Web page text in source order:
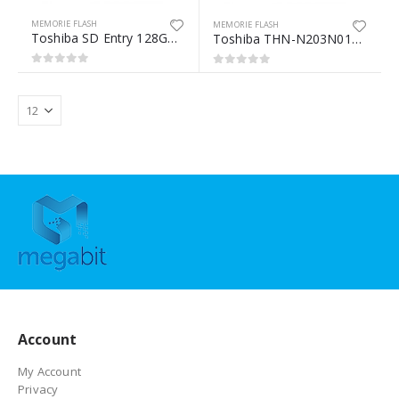
MEMORIE FLASH
Toshiba SD Entry 128GB memoria flash UHS-I Classe 10
0Su 5
MEMORIE FLASH
Toshiba THN-N203N0160E4 memoria flash 16 GB SD UHS-I Classe 10
0Su 5
Account
My Account
Privacy